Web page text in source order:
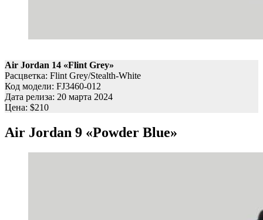
Air Jordan 14 «Flint Grey»
Расцветка: Flint Grey/Stealth-White
Код модели: FJ3460-012
Дата релиза: 20 марта 2024
Цена: $210
Air Jordan 9 «Powder Blue»